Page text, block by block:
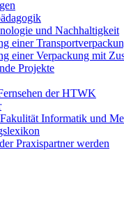
und Nachhaltigkeit
einer
einer Verpackung mit
Projekte
der HTWK
Informatik und
Praxispartner werden